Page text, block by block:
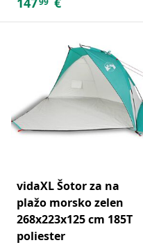
vidaXL Šotor za na
plažo morsko zelen
268x223x125 cm 185T
poliester